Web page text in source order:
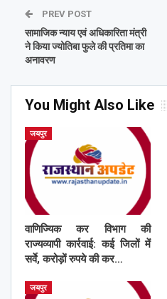
PREV POST
सामाजिक न्याय एवं अधिकारिता मंत्री
ने किया ज्योतिबा फुले की प्रतिमा का
अनावरण
You Might Also Like
जयपुर
वाणिज्यिक कर विभाग की
राज्यव्यापी कार्रवाई: कई जिलों में
सर्वे, करोड़ों रुपये की कर…
जयपुर